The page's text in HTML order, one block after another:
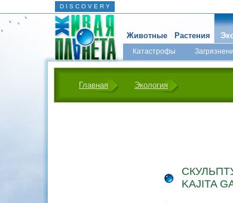
D I S C O V E R Y
Животные Растения
Катастрофы
Главная Экология
KAJITA